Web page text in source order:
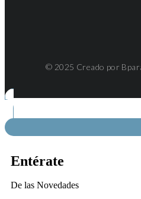
© 2025 Creado por
Entérate
De las Novedades